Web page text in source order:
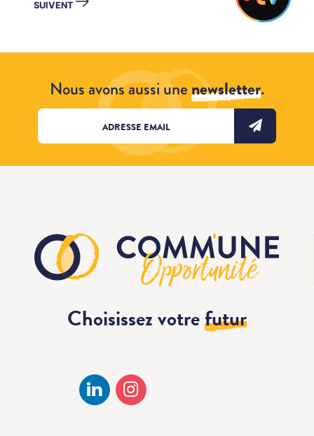
SUIVENT
Nous avons aussi unenewsletter.
Choisissez votrefutur